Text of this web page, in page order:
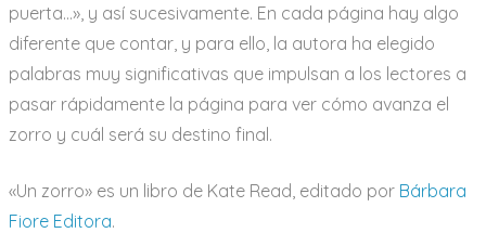
puerta…», y así sucesivamente. En cada página hay algo
diferente que contar, y para ello, la autora ha elegido
palabras muy significativas que impulsan a los lectores a
pasar rápidamente la página para ver cómo avanza el
zorro y cuál será su destino final.
«Un zorro» es un libro de Kate Read, editado por Bárbara
Fiore Editora.